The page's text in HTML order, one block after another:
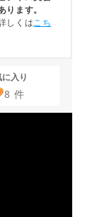
ます。
しくはこち
入り
8 件